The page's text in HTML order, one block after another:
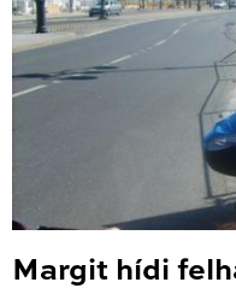
Margit hídi